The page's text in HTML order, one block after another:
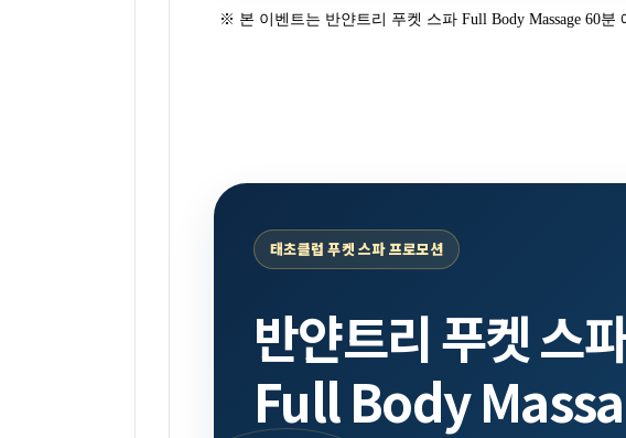
※ 본 이벤트는 반얀트리 푸켓 스파 Full Body Massage 60
태초클럽 푸켓 스파 프로모션
반얀트리 푸켓 스
Full Body